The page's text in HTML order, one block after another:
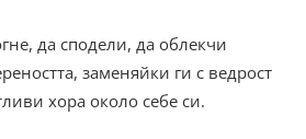
да сподели, да облекчи
заменяйки ги с ведрост
хора около себе си.